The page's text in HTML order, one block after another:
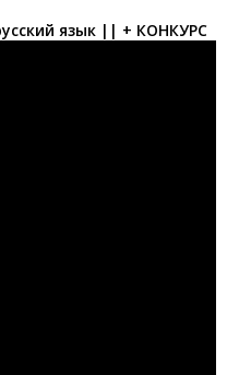
язык || + КОНКУРС